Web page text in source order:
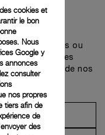
nos boutiques ou
découvrir les
ou services de nos
vous
cookies et
le bon
Nous
Google y
annonces
consulter
nos propres
tiers afin de
de
des